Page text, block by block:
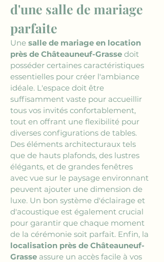
d'une salle de mariage
parfaite
Une salle de mariage en location
près de Châteauneuf-Grasse doit
posséder certaines caractéristiques
essentielles pour créer l'ambiance
idéale. L'espace doit être
suffisamment vaste pour accueillir
tous vos invités confortablement,
tout en offrant une flexibilité pour
diverses configurations de tables.
Des éléments architecturaux tels
que de hauts plafonds, des lustres
élégants, et de grandes fenêtres
avec vue sur le paysage environnant
peuvent ajouter une dimension de
luxe. Un bon système d'éclairage et
d'acoustique est également crucial
pour garantir que chaque moment
de la cérémonie soit parfait. Enfin, la
localisation près de Châteauneuf-
Grasse assure un accès facile à vos